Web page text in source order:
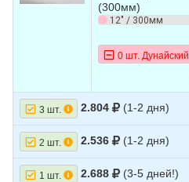
(300мм)
12" / 300мм
0 шт. Дунайский
3 шт. 2.804 (1-2 дня)
2 шт. 2.536 (1-2 дня)
1 шт. 2.688 (3-5 дней!)